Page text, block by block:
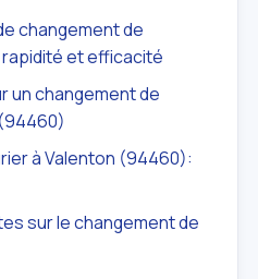
changement de
et efficacité
un changement de
à Valenton (94460):
sur le changement de